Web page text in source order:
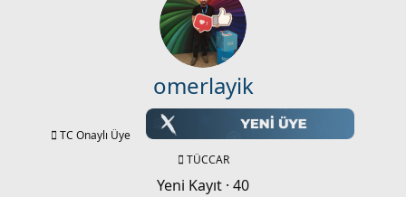
omerlayik
TC Onaylı Üye
TÜCCAR
Yeni Kayıt · 40